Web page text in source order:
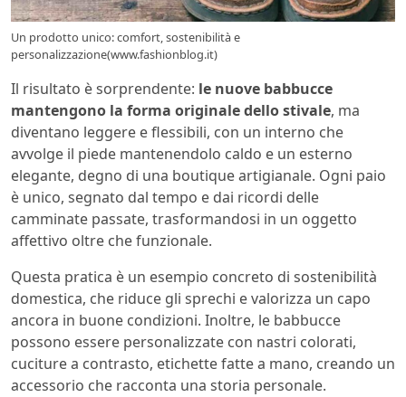
Un prodotto unico: comfort, sostenibilità e
personalizzazione(www.fashionblog.it)
Il risultato è sorprendente: le nuove babbucce
mantengono la forma originale dello stivale, ma
diventano leggere e flessibili, con un interno che
avvolge il piede mantenendolo caldo e un esterno
elegante, degno di una boutique artigianale. Ogni paio
è unico, segnato dal tempo e dai ricordi delle
camminate passate, trasformandosi in un oggetto
affettivo oltre che funzionale.
Questa pratica è un esempio concreto di sostenibilità
domestica, che riduce gli sprechi e valorizza un capo
ancora in buone condizioni. Inoltre, le babbucce
possono essere personalizzate con nastri colorati,
cuciture a contrasto, etichette fatte a mano, creando un
accessorio che racconta una storia personale.